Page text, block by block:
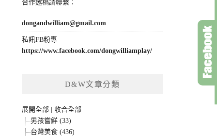
合作邀稿請聯繫：
dongandwilliam@gmail.com
私訊FB粉專
https://www.facebook.com/dongwilliamplay/
D&W文章分類
展開全部
收合全部
男孩嘗鮮 (33)
台灣美食 (436)